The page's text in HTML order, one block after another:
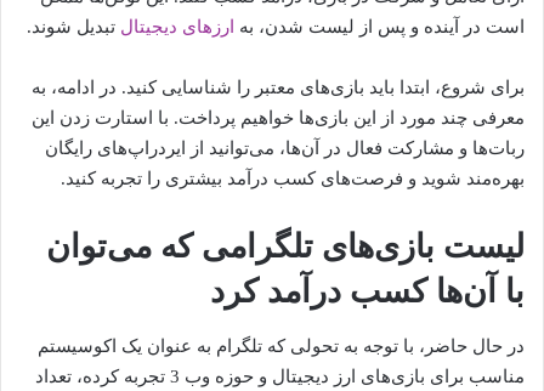
است در آینده و پس از لیست شدن، به ارزهای دیجیتال تبدیل شوند.
برای شروع، ابتدا باید بازی‌های معتبر را شناسایی کنید. در ادامه، به
معرفی چند مورد از این بازی‌ها خواهیم پرداخت. با استارت زدن این
ربات‌ها و مشارکت فعال در آن‌ها، می‌توانید از ایردراپ‌های رایگان
بهره‌مند شوید و فرصت‌های کسب درآمد بیشتری را تجربه کنید.
لیست بازی‌های تلگرامی که می‌توان
با آن‌ها کسب درآمد کرد
در حال حاضر، با توجه به تحولی که تلگرام به عنوان یک اکوسیستم
مناسب برای بازی‌های ارز دیجیتال و حوزه وب 3 تجربه کرده، تعداد